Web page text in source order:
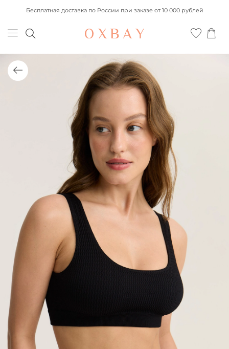
Бесплатная доставка по России при заказе от 10 000 рублей